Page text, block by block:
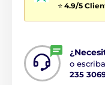
⭐ 4.9/5
o
235